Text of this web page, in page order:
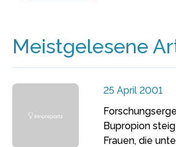
Meistgelesene
25 April 2001
Bupropion
Frauen, die